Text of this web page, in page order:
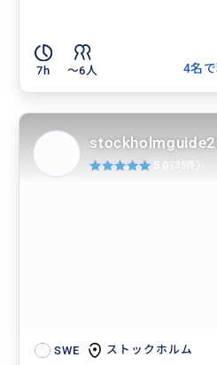
7h 〜6人
4名
SWE ストックホルム
5.0 (35件)